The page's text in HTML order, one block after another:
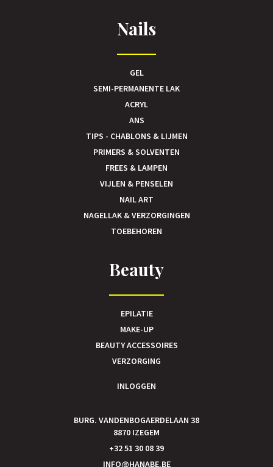
Nails
GEL
SEMI-PERMANENTE LAK
ACRYL
ANS
TIPS - CHABLONS & LIJMEN
PRIMERS & SOLVENTEN
FREES & LAMPEN
VIJLEN & PENSELEN
NAIL ART
NAGELLAK & VERZORGINGEN
TOEBEHOREN
Beauty
EPILATIE
MAKE-UP
BEAUTY ACCESSOIRES
VERZORGING
INLOGGEN
BURG. VANDENBOGAERDELAAN 38
8870 IZEGEM
+32 51 30 08 39
INFO@HANABE.BE